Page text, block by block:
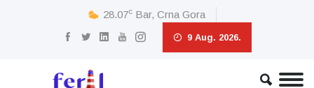
28.07c Bar, Crna Gora
9 Aug. 2026.